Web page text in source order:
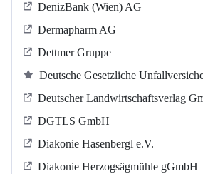
DenizBank (Wien) AG
Dermapharm AG
Dettmer Gruppe
Deutsche Gesetzliche
Deutscher Landwirtschaftsverlag
DGTLS GmbH
Diakonie Hasenbergl e.V.
Diakonie Herzogsägmühle gGmbH